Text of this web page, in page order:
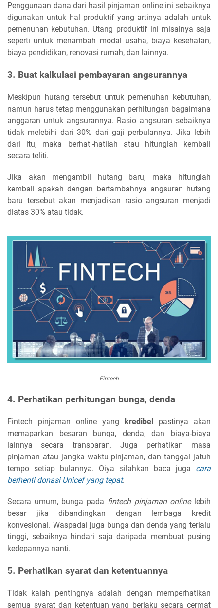
Penggunaan dana dari hasil pinjaman online ini sebaiknya
digunakan untuk hal produktif yang artinya adalah untuk
pemenuhan kebutuhan. Utang produktif ini misalnya saja
seperti untuk menambah modal usaha, biaya kesehatan,
biaya pendidikan, renovasi rumah, dan lainnya.
3. Buat kalkulasi pembayaran angsurannya
Meskipun hutang tersebut untuk pemenuhan kebutuhan,
namun harus tetap menggunakan perhitungan bagaimana
anggaran untuk angsurannya. Rasio angsuran sebaiknya
tidak melebihi dari 30% dari gaji perbulannya. Jika lebih
dari itu, maka berhati-hatilah atau hitunglah kembali
secara teliti.
Jika akan mengambil hutang baru, maka hitunglah
kembali apakah dengan bertambahnya angsuran hutang
baru tersebut akan menjadikan rasio angsuran menjadi
diatas 30% atau tidak.
Fintech
4. Perhatikan perhitungan bunga, denda
Fintech pinjaman online yang kredibel pastinya akan
memaparkan besaran bunga, denda, dan biaya-biaya
lainnya secara transparan. Juga perhatikan masa
pinjaman atau jangka waktu pinjaman, dan tanggal jatuh
tempo setiap bulannya. Oiya silahkan baca juga cara
berhenti donasi Unicef yang tepat.
Secara umum, bunga pada fintech pinjaman onlinelebih
besar jika dibandingkan dengan lembaga kredit
konvesional. Waspadai juga bunga dan denda yang terlalu
tinggi, sebaiknya hindari saja daripada membuat pusing
kedepannya nanti.
5. Perhatikan syarat dan ketentuannya
Tidak kalah pentingnya adalah dengan memperhatikan
semua syarat dan ketentuan yang berlaku secara cermat